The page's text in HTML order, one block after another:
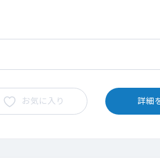
お気に入り 詳細